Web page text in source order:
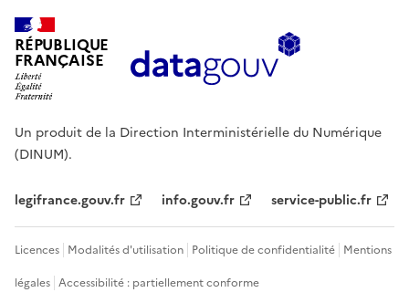
RÉPUBLIQUE
FRANÇAISE
Un produit de la Direction Interministérielle du Numérique
(DINUM).
legifrance.gouv.fr info.gouv.fr service-public.fr
Licences Modalités d'utilisation Politique de confidentialité Mentions
légales Accessibilité : partiellement conforme